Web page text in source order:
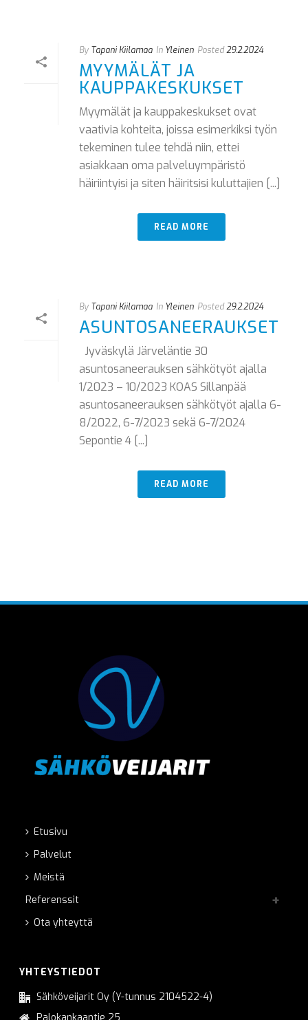
By Tapani Kiilamaa In Yleinen Posted29.2.2024
MYYMÄLÄT JA
KAUPPAKESKUKSET
Myymälät ja kauppakeskukset ovat
vaativia kohteita, joissa esimerkiksi työn
tekeminen tulee tehdä niin, ettei
asiakkaan oma palveluympäristö
häiriintyisi ja siten häiritsisi kuluttajien [...]
READ MORE
By Tapani Kiilamaa In Yleinen Posted29.2.2024
ASUNTOSANEERAUKSET
Jyväskylä Järveläntie 30
asuntosaneerauksen sähkötyöt ajalla
1/2023 – 10/2023 KOAS Sillanpää
asuntosaneerauksen sähkötyöt ajalla 6-
8/2022, 6-7/2023 sekä 6-7/2024
Sepontie 4 [...]
READ MORE
Etusivu
Palvelut
Meistä
Referenssit
Ota yhteyttä
YHTEYSTIEDOT
Sähköveijarit Oy (Y-tunnus 2104522-4)